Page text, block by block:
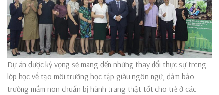
Dự án được kỳ vọng sẽ mang đến những thay đổi thực sự trong
lớp học về tạo môi trường học tập giàu ngôn ngữ, đảm bảo
trường mầm non chuẩn bị hành trang thật tốt cho trẻ ở các